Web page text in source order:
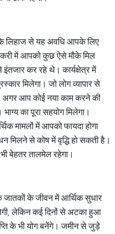
लिहाज से यह अवधि आपके लिए
में आपको कुछ ऐसे मौके मिल
कर रहे थे। कार्यक्षेत्र में
मिलेगा। जो लोग व्यापार से
अगर आप कोई नया काम करने की
का पूरा सहयोग मिलेगा।
मामलों में आपको फायदा होगा
से कोष में वृद्धि हो सकती है।
बेहतर तालमेल रहेगा।
जातकों के जीवन में आर्थिक सुधार
लेकिन कई दिनों से अटका हुआ
के भी योग बनेंगे। जमीन से जुड़े